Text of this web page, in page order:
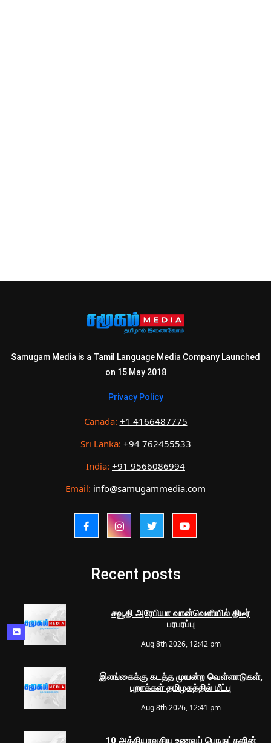
Samugam Media is a Tamil Language Media Company Launched
on 15 May 2018
Privacy Policy
Canada: +1 4166487775
Sri Lanka: +94 762455533
India: +91 9566086994
Email: info@samugammedia.com
Recent posts
சவூதி அரேபியா வான்வெளியில் திடீர்
பரபரப்பு
Aug 8th 2026, 12:42 pm
இலங்கைக்கு கடத்த முயன்ற வெள்ளாடுகள்,
புறாக்கள் தமிழகத்தில் மீட்பு
Aug 8th 2026, 12:41 pm